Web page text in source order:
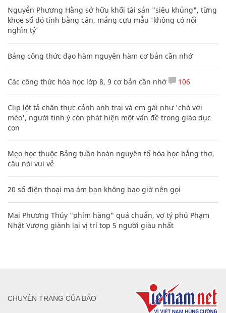
Nguyễn Phương Hằng sở hữu khối tài sản "siêu khủng", từng
khoe sổ đỏ tính bằng cân, mắng cựu mẫu 'không có nổi
nghìn tỷ'
Bảng công thức đạo hàm nguyên hàm cơ bản cần nhớ
Các công thức hóa học lớp 8, 9 cơ bản cần nhớ 106
Clip lột tả chân thực cảnh anh trai và em gái như 'chó với
mèo', người tinh ý còn phát hiện một vấn đề trong giáo dục
con
Mẹo học thuộc Bảng tuần hoàn nguyên tố hóa học bằng thơ,
câu nói vui vẻ
20 số điện thoại ma ám bạn không bao giờ nên gọi
Mai Phương Thúy "phím hàng" quá chuẩn, vợ tỷ phú Phạm
Nhật Vượng giành lại vị trí top 5 người giàu nhất
CHUYÊN TRANG CỦA BÁO